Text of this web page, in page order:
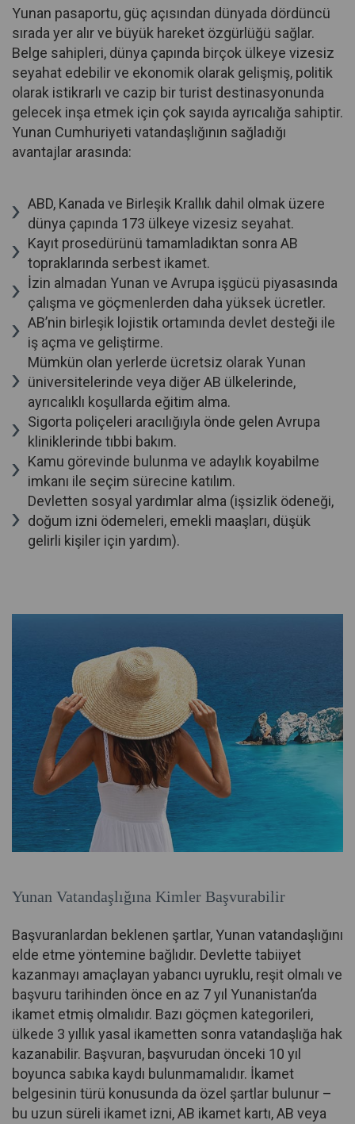
Yunan pasaportu, güç açısından dünyada dördüncü
sırada yer alır ve büyük hareket özgürlüğü sağlar.
Belge sahipleri, dünya çapında birçok ülkeye vizesiz
seyahat edebilir ve ekonomik olarak gelişmiş, politik
olarak istikrarlı ve cazip bir turist destinasyonunda
gelecek inşa etmek için çok sayıda ayrıcalığa sahiptir.
Yunan Cumhuriyeti vatandaşlığının sağladığı
avantajlar arasında:
ABD, Kanada ve Birleşik Krallık dahil olmak üzere
dünya çapında 173 ülkeye vizesiz seyahat.
Kayıt prosedürünü tamamladıktan sonra AB
topraklarında serbest ikamet.
İzin almadan Yunan ve Avrupa işgücü piyasasında
çalışma ve göçmenlerden daha yüksek ücretler.
AB’nin birleşik lojistik ortamında devlet desteği ile
iş açma ve geliştirme.
Mümkün olan yerlerde ücretsiz olarak Yunan
üniversitelerinde veya diğer AB ülkelerinde,
ayrıcalıklı koşullarda eğitim alma.
Sigorta poliçeleri aracılığıyla önde gelen Avrupa
kliniklerinde tıbbi bakım.
Kamu görevinde bulunma ve adaylık koyabilme
imkanı ile seçim sürecine katılım.
Devletten sosyal yardımlar alma (işsizlik ödeneği,
doğum izni ödemeleri, emekli maaşları, düşük
gelirli kişiler için yardım).
Yunan Vatandaşlığına Kimler Başvurabilir
Başvuranlardan beklenen şartlar, Yunan vatandaşlığını
elde etme yöntemine bağlıdır. Devlette tabiiyet
kazanmayı amaçlayan yabancı uyruklu, reşit olmalı ve
başvuru tarihinden önce en az 7 yıl Yunanistan’da
ikamet etmiş olmalıdır. Bazı göçmen kategorileri,
ülkede 3 yıllık yasal ikametten sonra vatandaşlığa hak
kazanabilir. Başvuran, başvurudan önceki 10 yıl
boyunca sabıka kaydı bulunmamalıdır. İkamet
belgesinin türü konusunda da özel şartlar bulunur –
bu uzun süreli ikamet izni, AB ikamet kartı, AB veya